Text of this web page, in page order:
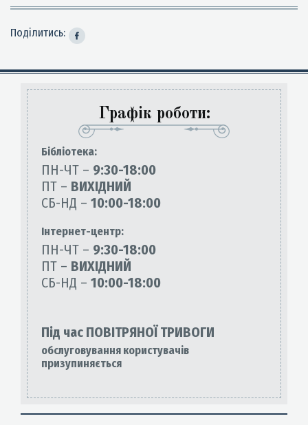
Поділитись:
Графік роботи:
Бiблiотека:
ПН-ЧТ – 9:30-18:00
ПТ – ВИХІДНИЙ
СБ-НД – 10:00-18:00
Інтернет-центр:
ПН-ЧТ – 9:30-18:00
ПТ – ВИХІДНИЙ
СБ-НД – 10:00-18:00
Під час ПОВІТРЯНОЇ ТРИВОГИ
обслуговування користувачів
призупиняється